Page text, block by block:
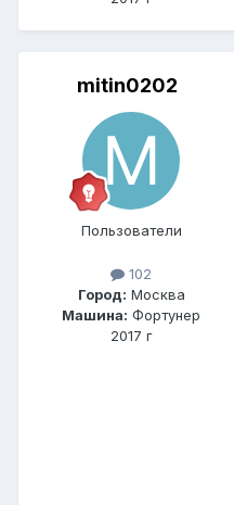
mitin0202
Пользователи
102
Город: Москва
Машина: Фортунер
2017 г